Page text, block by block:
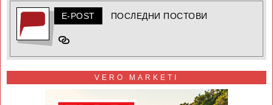
E-POST ПОСЛЕДНИ ПОСТОВИ
VERO MARKETI